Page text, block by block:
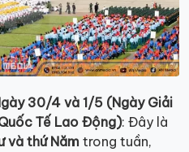
30/4 và 1/5 (Ngày Giải
Tế Lao Động): Đây là
và thứ Năm trong tuần,